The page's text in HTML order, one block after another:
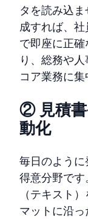
タを読み込
成すれば、
で即座に正
り、総務や
コア業務に集
② 見積書
動化
毎日のよう
得意分野で
（テキスト
マットに沿